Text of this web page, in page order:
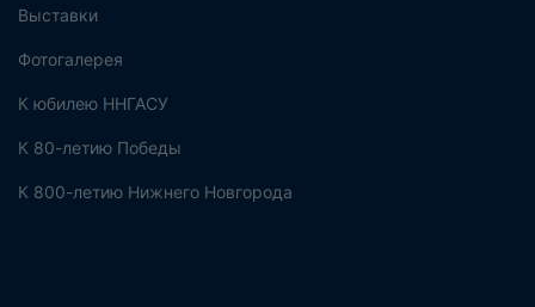
Выставки
Фотогалерея
К юбилею ННГАСУ
К 80-летию Победы
К 800-летию Нижнего Новгорода